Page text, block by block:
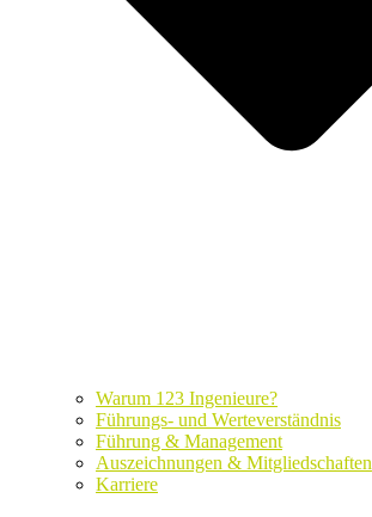
Warum 123 Ingenieure?
Führungs- und Werteverständnis
Führung & Management
Auszeichnungen & Mitgliedschaften
Karriere